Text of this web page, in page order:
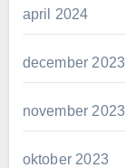
april 2024
december 2023
november 2023
oktober 2023